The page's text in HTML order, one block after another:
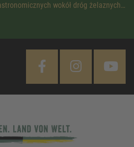
wokół dróg żelaznych…